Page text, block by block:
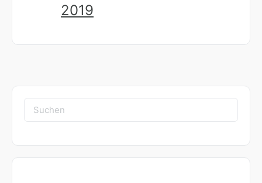
2019
Suchen
nach: